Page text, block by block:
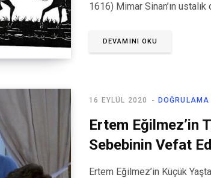
1616) Mimar Sinan’ın
DEVAMINI OKU
16 EYLÜL 2020
Ertem Eğilmez’in
Sebebinin Vefat
Ertem Eğilmez’in Küçük